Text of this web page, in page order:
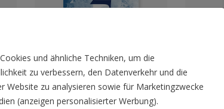
und ähnliche Techniken, um die
zu verbessern, den Datenverkehr und die
Website zu analysieren sowie für Marketingzwecke
(anzeigen personalisierter Werbung).
Veredelbar